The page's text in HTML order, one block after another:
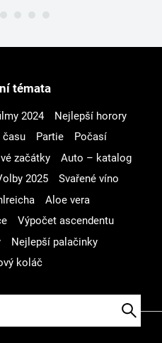
témata
2024
Nejlepší horory
času Partie
Počasí
začátky
Auto – katalog
2025
Svařené víno
Aloe vera
Výpočet ascendentu
Nejlepší palačinky
koláč